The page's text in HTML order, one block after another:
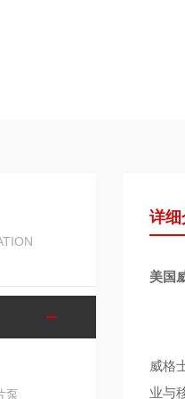
泵
详细
美国
威格
业与